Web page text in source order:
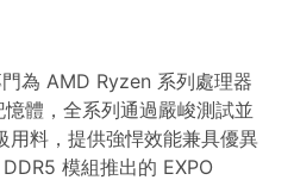
為 AMD Ryzen 系列處理器
體，全系列通過嚴峻測試並
用料，提供強悍效能兼具優異
模組推出的 EXPO